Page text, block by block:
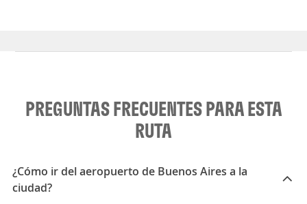
PREGUNTAS FRECUENTES PARA ESTA
RUTA
¿Cómo ir del aeropuerto de Buenos Aires a la
ciudad?